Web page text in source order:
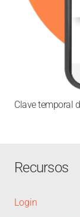
Clave temporal
Recursos
Login